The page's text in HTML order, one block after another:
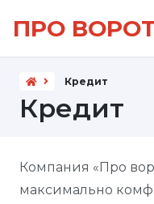
ПРО
Кредит
Кредит
Компания «Про
максимально